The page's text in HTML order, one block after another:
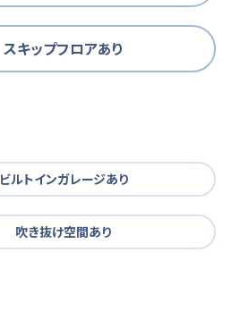
スキップフロアあり
ビルトインガレージあり
吹き抜け空間あり